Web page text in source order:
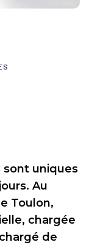
sont uniques
Au
Toulon,
chargée
de